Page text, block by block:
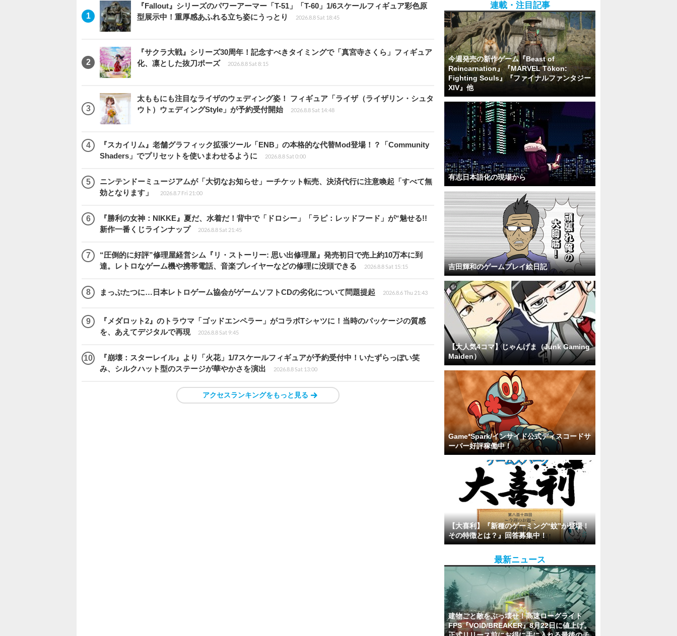
『Fallout』シリーズのパワーアーマー「T-51」「T-60」1/6スケールフィギュア彩色原
型展示中！重厚感あふれる立ち姿にうっとり
2026.8.8 Sat 18:45
『サクラ大戦』シリーズ30周年！記念すべきタイミングで「真宮寺さくら」フィギュア
化、凛とした抜刀ポーズ
2026.8.8 Sat 8:15
太ももにも注目なライザのウェディング姿！ フィギュア「ライザ（ライザリン・シュタ
ウト）ウェディングStyle」が予約受付開始
2026.8.8 Sat 14:48
『スカイリム』老舗グラフィック拡張ツール「ENB」の本格的な代替Mod登場！？「Community
Shaders」でプリセットを使いまわせるように
2026.8.8 Sat 0:00
ニンテンドーミュージアムが「大切なお知らせ」ーチケット転売、決済代行に注意喚起「すべて無
効となります」
2026.8.7 Fri 21:00
『勝利の女神：NIKKE』夏だ、水着だ！背中で「ドロシー」「ラピ：レッドフード」が“魅せる!!
新作一番くじラインナップ
2026.8.8 Sat 21:45
“圧倒的に好評”修理屋経営シム『リ・ストーリー: 思い出修理屋』発売初日で売上約10万本に到
達。レトロなゲーム機や携帯電話、音楽プレイヤーなどの修理に没頭できる
2026.8.8 Sat 15:15
まっぷたつに…日本レトロゲーム協会がゲームソフトCDの劣化について問題提起 2026.8.6 Thu 21:43
『メダロット2』のトラウマ「ゴッドエンペラー」がコラボTシャツに！当時のパッケージの質感
を、あえてデジタルで再現
2026.8.8 Sat 9:45
『崩壊：スターレイル』より「火花」1/7スケールフィギュアが予約受付中！いたずらっぽい笑
み、シルクハット型のステージが華やかさを演出
2026.8.8 Sat 13:00
アクセスランキングをもっと見る
連載・注目記事
今週発売の新作ゲーム『Beast of
Reincarnation』『MARVEL Tōkon:
Fighting Souls』『ファイナルファンタジー
XIV』他
有志日本語化の現場から
吉田輝和のゲームプレイ絵日記
【大人気4コマ】じゃんげま（Junk Gaming
Maiden）
Game*Spark/インサイド公式ディスコードサ
ーバー好評稼働中！
【大喜利】『新種のゲーミング“蚊”が登場！
その特徴とは？』回答募集中！
最新ニュース
建物ごと敵をぶっ壊せ！高速ローグライト
FPS『VOID/BREAKER』8月22日に値上げ。